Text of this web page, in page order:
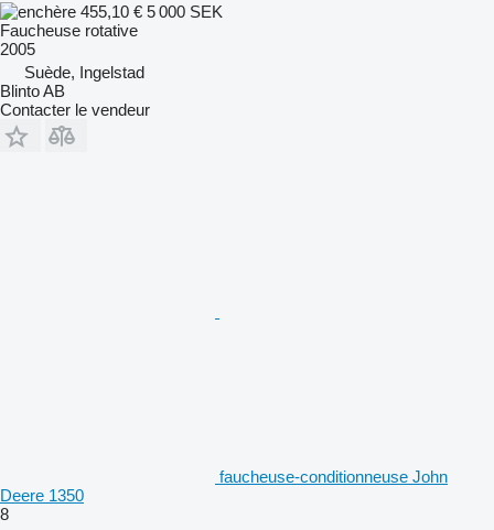
455,10 € 5 000 SEK
Faucheuse rotative
2005
Suède, Ingelstad
Blinto AB
Contacter le vendeur
faucheuse-conditionneuse John
Deere 1350
8